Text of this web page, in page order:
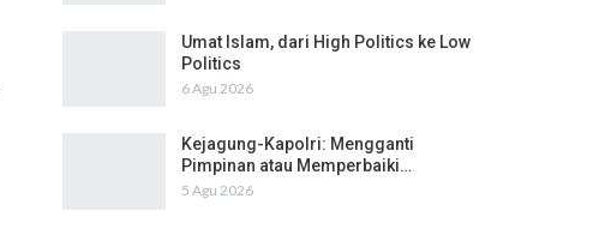
Umat Islam, dari High Politics ke Low
Politics
6 Agu 2026
Kejagung-Kapolri: Mengganti
Pimpinan atau Memperbaiki…
5 Agu 2026